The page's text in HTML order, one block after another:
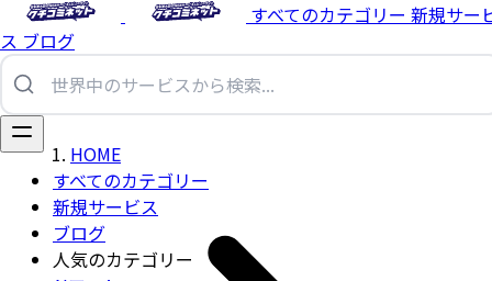
すべてのカテゴリー 新規サー
ス ブログ
すべてのカテゴリー
新規サービス
ブログ
人気のカテゴリー
HOME